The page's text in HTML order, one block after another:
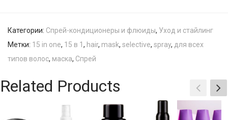
Категории: Спрей-кондиционеры и флюиды, Уход и стайлинг
Метки: 15 in one, 15 в 1 , hair, mask, selective, spray, для всех
типов волос, маска, Спрей
Related Products